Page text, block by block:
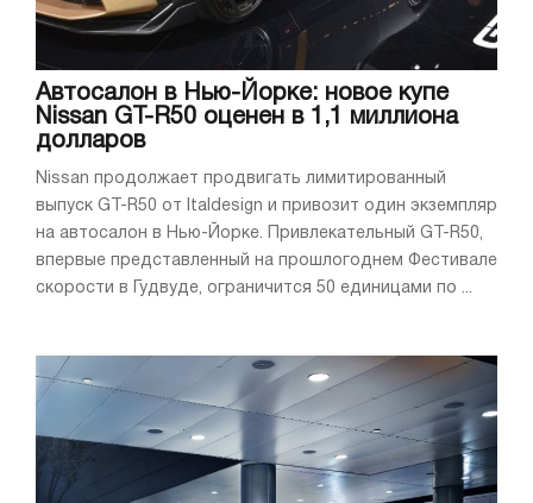
Автосалон в Нью-Йорке: новое купе
Nissan GT-R50 оценен в 1,1 миллиона
долларов
Nissan продолжает продвигать лимитированный
выпуск GT-R50 от Italdesign и привозит один экземпляр
на автосалон в Нью-Йорке. Привлекательный GT-R50,
впервые представленный на прошлогоднем Фестивале
скорости в Гудвуде, ограничится 50 единицами по ...